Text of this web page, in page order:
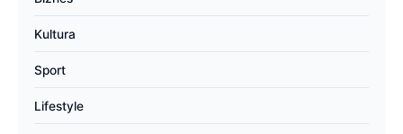
Kultura
Sport
Lifestyle